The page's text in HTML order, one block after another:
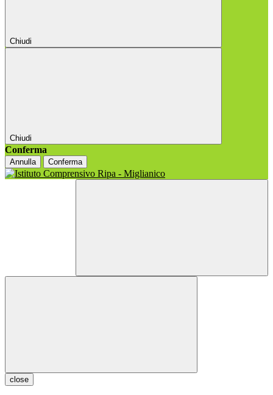
Chiudi
Chiudi
Conferma
Annulla Conferma
close